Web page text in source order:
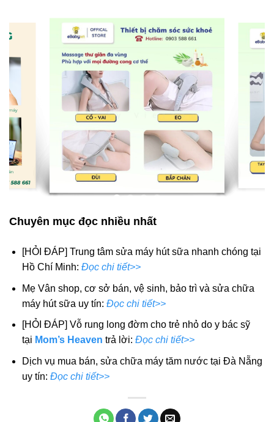
Chuyên mục đọc nhiều nhất
[HỎI ĐÁP] Trung tâm sửa máy hút sữa nhanh chóng tại
Hồ Chí Minh: Đọc chi tiết>>
Mẹ Vân shop, cơ sở bán, vệ sinh, bảo trì và sửa chữa
máy hút sữa uy tín: Đọc chi tiết>>
[HỎI ĐÁP] Vỗ rung long đờm cho trẻ nhỏ do y bác sỹ
tại Mom’s Heaven trả lời: Đọc chi tiết>>
Dịch vụ mua bán, sửa chữa máy tăm nước tại Đà Nẵng
uy tín: Đọc chi tiết>>